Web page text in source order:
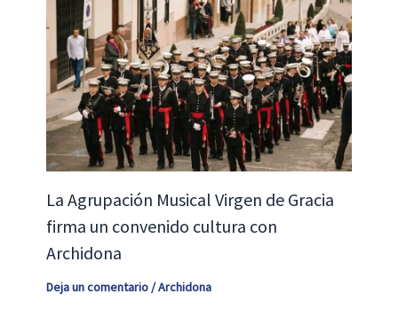
La Agrupación Musical Virgen de Gracia
firma un convenido cultura con
Archidona
Deja un comentario/Archidona